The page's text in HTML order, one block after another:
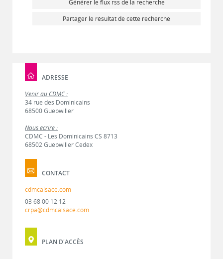
Générer le flux rss de la recherche
Partager le résultat de cette recherche
ADRESSE
Venir au CDMC :
34 rue des Dominicains
68500 Guebwiller
Nous écrire :
CDMC - Les Dominicains CS 8713
68502 Guebwiller Cedex
CONTACT
cdmcalsace.com
03 68 00 12 12
crpa@cdmcalsace.com
PLAN D'ACCÈS